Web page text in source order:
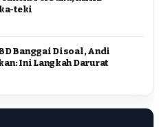
teki
Banggai Disoal, Andi
Ini Langkah Darurat